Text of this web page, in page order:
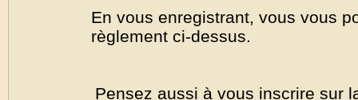
En vous enregistrant, vous vous
règlement ci-dessus.
Pensez aussi à vous inscrire sur